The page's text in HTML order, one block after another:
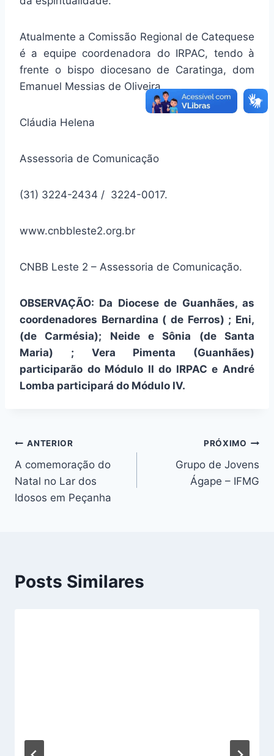
Atualmente a Comissão Regional de Catequese
é a equipe coordenadora do IRPAC, tendo à
frente o bispo diocesano de Caratinga, dom
Emanuel Messias de Oliveira.
Cláudia Helena
Assessoria de Comunicação
(31) 3224-2434 / 3224-0017.
www.cnbbleste2.org.br
CNBB Leste 2 – Assessoria de Comunicação.
OBSERVAÇÃO: Da Diocese de Guanhães, as
coordenadores Bernardina ( de Ferros) ; Eni,
(de Carmésia); Neide e Sônia (de Santa
Maria) ; Vera Pimenta (Guanhães)
participarão do Módulo II do IRPAC e André
Lomba participará do Módulo IV.
Navegação
de
Post
ANTERIOR
A comemoração do
Natal no Lar dos
Idosos em Peçanha
PRÓXIMO
Grupo de Jovens
Ágape – IFMG
Posts Similares